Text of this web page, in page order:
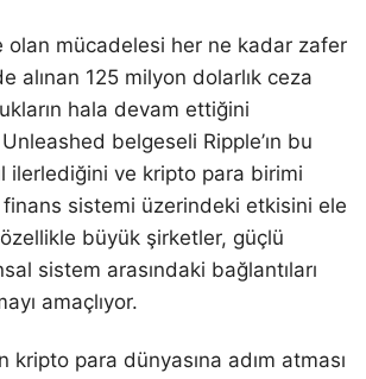
olan mücadelesi her ne kadar zafer
alınan 125 milyon dolarlık ceza
hala devam ettiğini
belgeseli Ripple’ın bu
ilerlediğini ve kripto para birimi
finans sistemi üzerindeki etkisini ele
büyük şirketler, güçlü
sistem arasındaki bağlantıları
amaçlıyor.
kripto para dünyasına adım atması